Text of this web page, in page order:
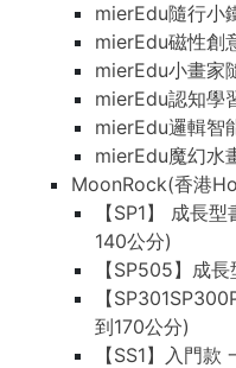
mierEdu隨行小
mierEdu磁性創
mierEdu小畫家
mierEdu認知學
mierEdu邏輯智
mierEdu魔幻水
MoonRock(香港
【SP1】 成長
140公分)
【SP505】成
【
到170公分)
【SS1】入門